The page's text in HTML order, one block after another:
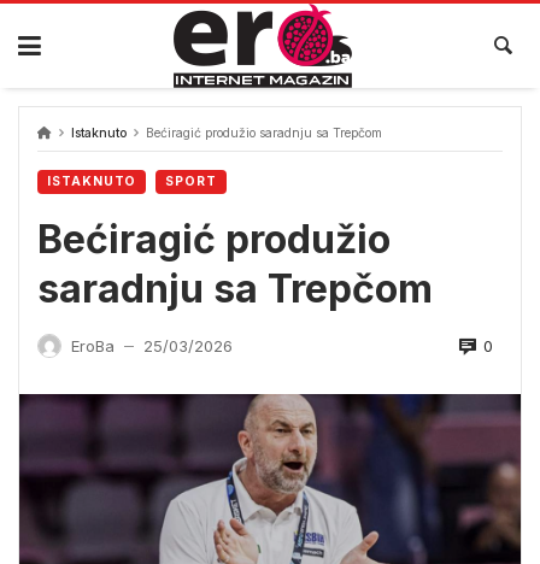
Skip
content
Istaknuto Bećiragić produžio saradnju sa Trepčom
ISTAKNUTO SPORT
Bećiragić produžio
saradnju sa Trepčom
EroBa — 25/03/2026 0